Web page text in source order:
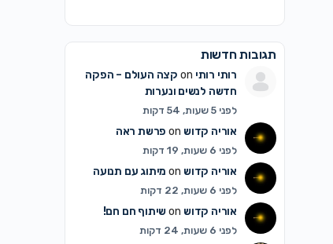
תגובות חדשות
רותי רותי
קצה העולם – הפקה
חדשה לנשים ונערות
לפני 5 שעות, 54 דקות
אוריה קדוש פרשת ראה
לפני 6 שעות, 19 דקות
אוריה קדוש מיתוג עם תנועה
לפני 6 שעות, 22 דקות
אוריה קדוש שיתוף חם חם!
לפני 6 שעות, 24 דקות